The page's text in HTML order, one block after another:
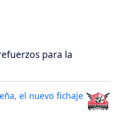
para la